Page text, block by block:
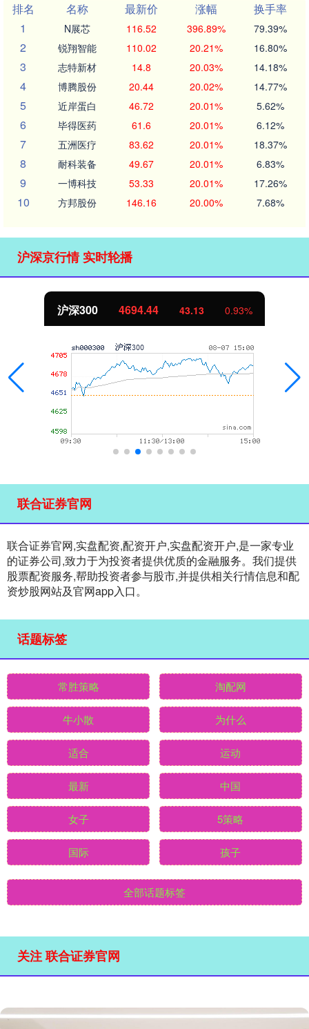
排名
名称 最新价 涨幅
换手率
1
N展芯 116.52 396.89% 79.39%
2 锐翔智能 110.02 20.21% 16.80%
3 志特新材 14.8 20.03% 14.18%
4 博腾股份 20.44 20.02% 14.77%
5 近岸蛋白 46.72 20.01% 5.62%
6 毕得医药 61.6 20.01% 6.12%
7 五洲医疗 83.62 20.01% 18.37%
8 耐科装备 49.67 20.01% 6.83%
9 一博科技 53.33 20.01% 17.26%
10 方邦股份 146.16 20.00% 7.68%
沪深京行情 实时轮播
沪深300 4694.44 43.13 0.93%
联合证券官网
联合证券官网,实盘配资,配资开户,实盘配资开户,是一家专业
的证券公司,致力于为投资者提供优质的金融服务。我们提供
股票配资服务,帮助投资者参与股市,并提供相关行情信息和配
资炒股网站及官网app入口。
话题标签
常胜策略 淘配网
牛小散 为什么
适合 运动
最新 中国
女子 5策略
国际 孩子
全部话题标签
关注 联合证券官网